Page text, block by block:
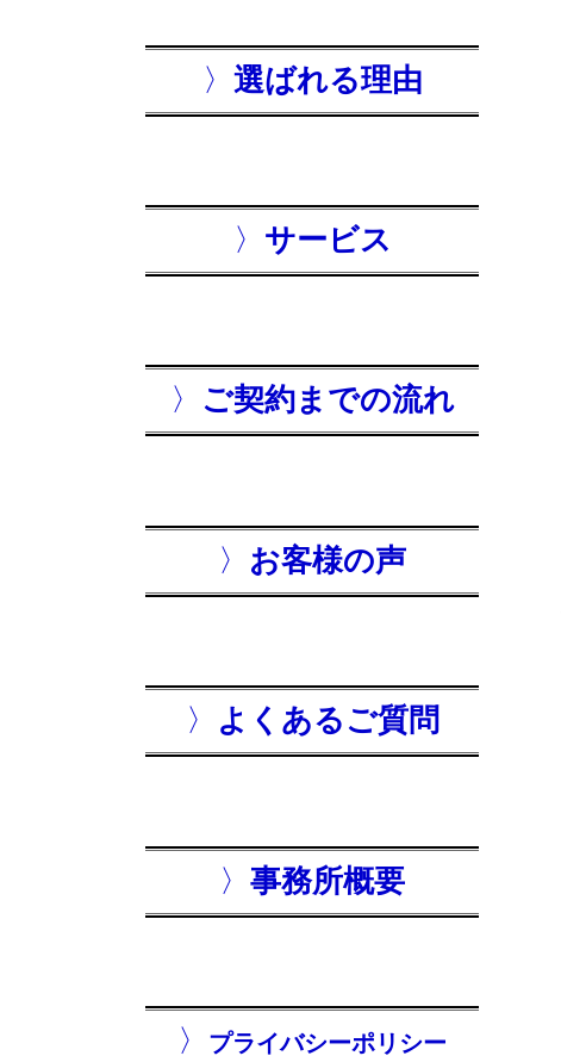
〉 選ばれる理由
〉 サービス
〉 ご契約までの流れ
〉 お客様の声
〉 よくあるご質問
〉 事務所概要
〉 プライバシーポリシー